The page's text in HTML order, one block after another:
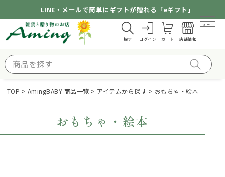
LINE・メールで簡単にギフトが贈れる「eギフト」
探す ログイン カート 店舗情報
メニュー
TOP AmingBABY 商品一覧 アイテムから探す おもちゃ・絵本
おもちゃ・絵本